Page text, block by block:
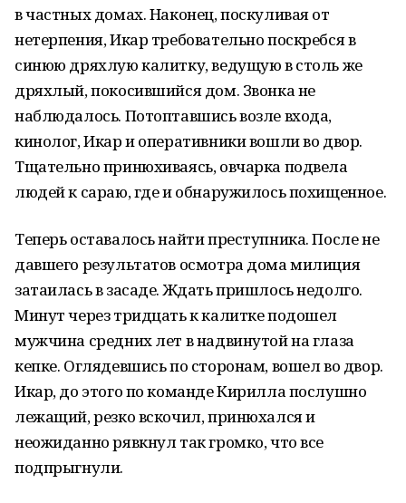
в частных домах. Наконец, поскуливая от
нетерпения, Икар требовательно поскребся в
синюю дряхлую калитку, ведущую в столь же
дряхлый, покосившийся дом. Звонка не
наблюдалось. Потоптавшись возле входа,
кинолог, Икар и оперативники вошли во двор.
Тщательно принюхиваясь, овчарка подвела
людей к сараю, где и обнаружилось похищенное.
Теперь оставалось найти преступника. После не
давшего результатов осмотра дома милиция
затаилась в засаде. Ждать пришлось недолго.
Минут через тридцать к калитке подошел
мужчина средних лет в надвинутой на глаза
кепке. Оглядевшись по сторонам, вошел во двор.
Икар, до этого по команде Кирилла послушно
лежащий, резко вскочил, принюхался и
неожиданно рявкнул так громко, что все
подпрыгнули.